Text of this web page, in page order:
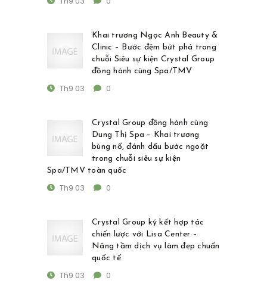
Khai trương Ngọc Anh Beauty &
Clinic – Bước đệm bứt phá trong
chuỗi Siêu sự kiện Crystal Group
đồng hành cùng Spa/TMV
Th9 03 0
Crystal Group đồng hành cùng
Dung Thị Spa – Khai trương
bùng nổ, đánh dấu bước ngoặt
trong chuỗi siêu sự kiện
Spa/TMV toàn quốc
Th9 03 0
Crystal Group ký kết hợp tác
chiến lược với Lisa Center –
Nâng tầm dịch vụ làm đẹp chuẩn
quốc tế
Th9 03 0